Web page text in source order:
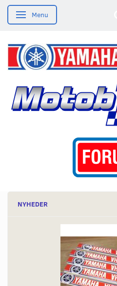
Skifte navigation
Menu
NYHEDER